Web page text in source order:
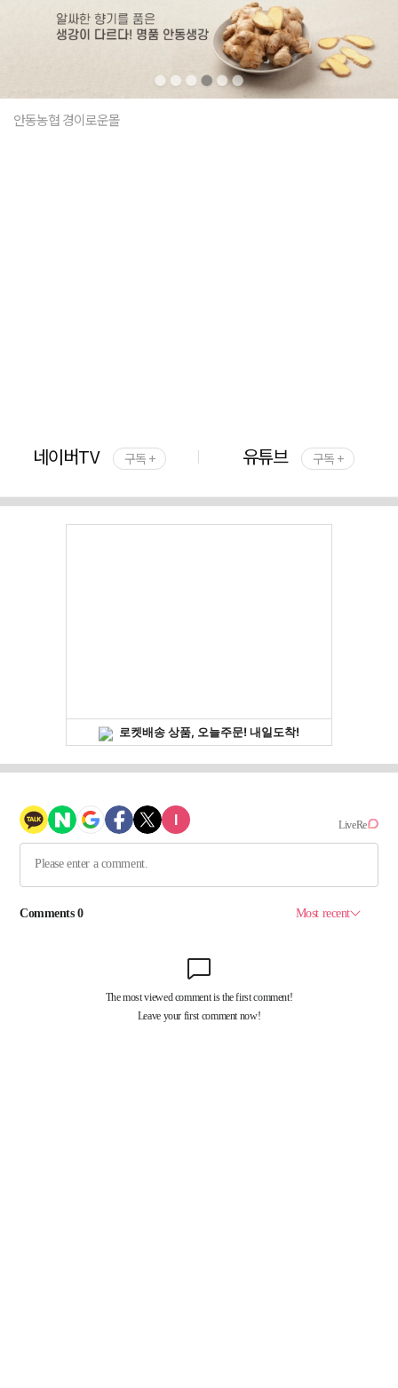
안동농협 경이로운몰
네이버TV 구독 + 유튜브 구독 +